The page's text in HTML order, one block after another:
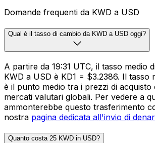
Domande frequenti da KWD a USD
Qual è il tasso di cambio da KWD a USD oggi?
A partire da 19:31 UTC, il tasso medio
KWD a USD è KD1 = $3.2386. Il tasso
è il punto medio tra i prezzi di acquisto
mercati valutari globali. Per vedere a
ammonterebbe questo trasferimento
nostra pagina dedicata all'invio di
Quanto costa 25 KWD in USD?